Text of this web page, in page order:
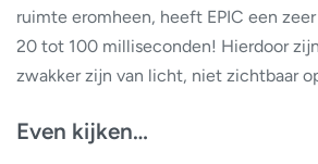
ruimte eromheen, heeft EPIC een
20 tot 100 milliseconden! Hierdoor
zwakker zijn van licht, niet zichtbaar
Even kijken…